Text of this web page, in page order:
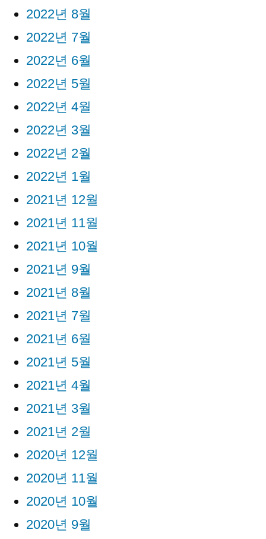
2022년 8월
2022년 7월
2022년 6월
2022년 5월
2022년 4월
2022년 3월
2022년 2월
2022년 1월
2021년 12월
2021년 11월
2021년 10월
2021년 9월
2021년 8월
2021년 7월
2021년 6월
2021년 5월
2021년 4월
2021년 3월
2021년 2월
2020년 12월
2020년 11월
2020년 10월
2020년 9월